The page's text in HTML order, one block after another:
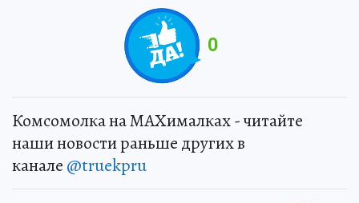
0
Комсомолка на MAXималках - читайте
наши новости раньше других в
канале @truekpru